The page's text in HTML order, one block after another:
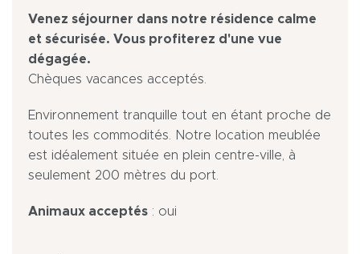
Venez séjourner dans notre résidence calme
et sécurisée. Vous profiterez d'une vue
dégagée.
Chèques vacances acceptés.
Environnement tranquille tout en étant proche de
toutes les commodités. Notre location meublée
est idéalement située en plein centre-ville, à
seulement 200 mètres du port.
Animaux acceptés : oui